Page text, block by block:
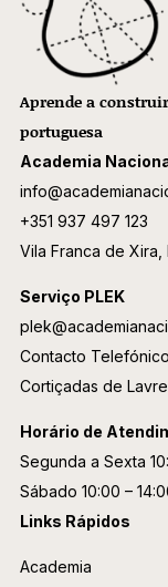
Aprende a
portuguesa
Academia
+351 937 497 123
Vila Franca de Xira,
Serviço PLEK
Contacto
Cortiçadas de
Horário de
Segunda a Sexta
Sábado 10:00 –
Links Rápidos
Academia